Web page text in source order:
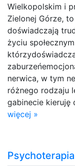
Wielkopolskim i
Zielonej Górze,
doświadczają
życiu
nerwica, w tym
różnego rodzaju
gabinecie kieruję
więcej »